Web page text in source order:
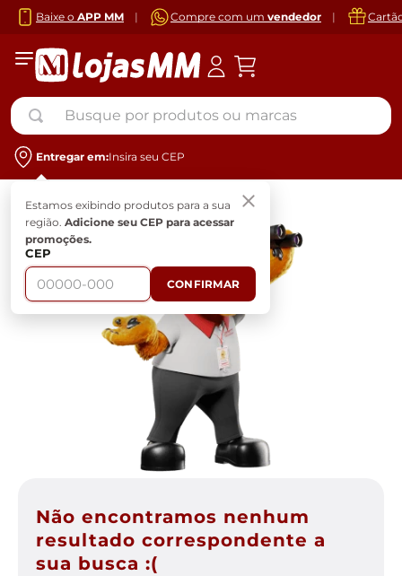
Baixe o APP MM | Compre com um vendedor |
Busque por produtos ou marcas
Entregar em:Insira seu CEP
Estamos exibindo produtos para a sua
região. Adicione seu CEP para acessar
promoções.
CEP
CONFIRMAR
Não encontramos nenhum
resultado correspondente a
sua busca :(